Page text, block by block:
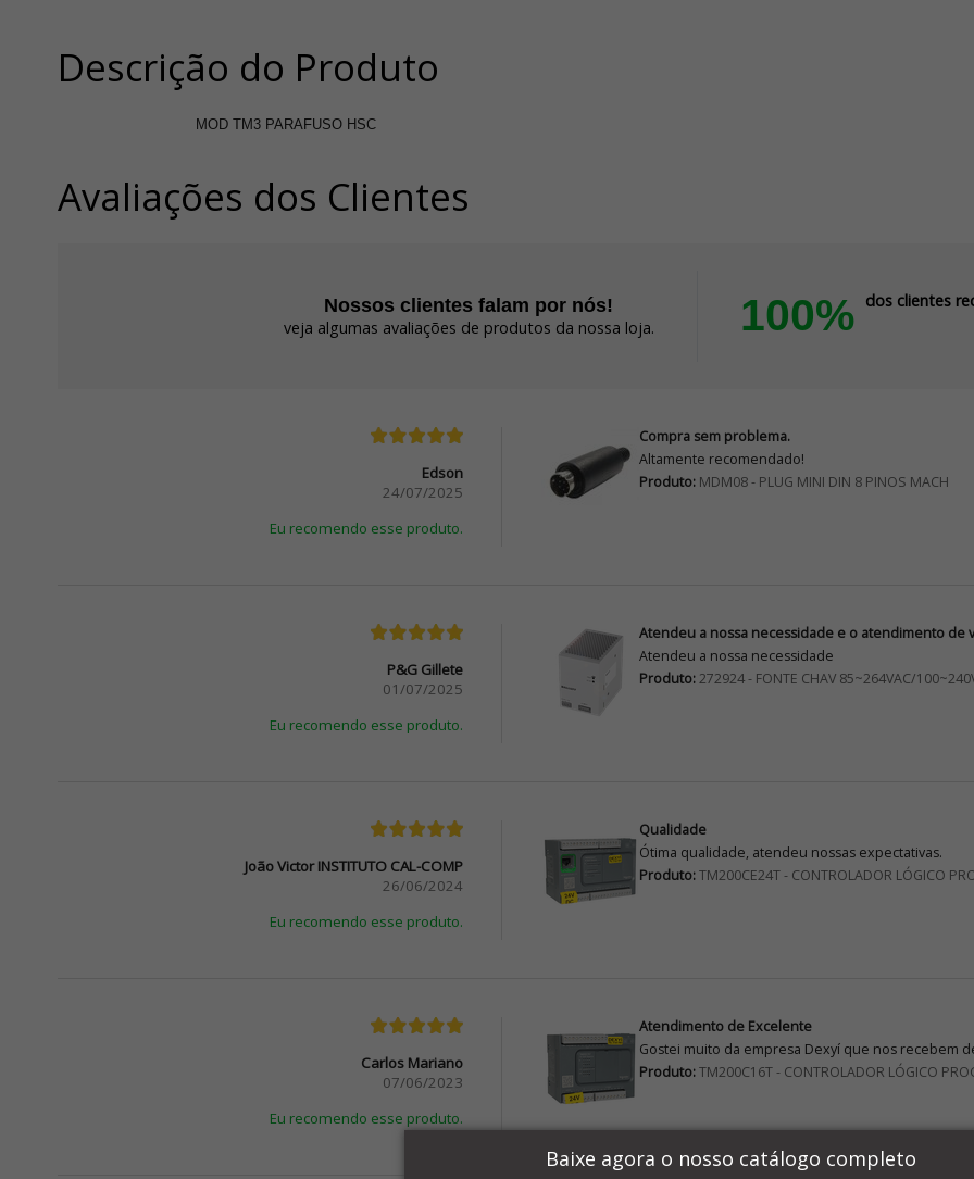
Baixe agora o nosso catálogo completo
Descrição do Produto
MOD TM3 PARAFUSO HSC
Avaliações dos Clientes
Nossos clientes falam por nós!
veja algumas avaliações de produtos da nossa loja. 100% dos clientes
Edson
24/07/2025
Eu recomendo esse produto.
Compra sem problema.
Altamente recomendado!
Produto:MDM08 - PLUG MINI DIN 8 PINOS MACH
P&G Gillete
01/07/2025
Eu recomendo esse produto.
Atendeu a nossa necessidade e o atendimento de
Atendeu a nossa necessidade
Produto:272924 - FONTE CHAV 85~264VAC/
João Victor INSTITUTO CAL-COMP
26/06/2024
Eu recomendo esse produto.
Qualidade
Ótima qualidade, atendeu nossas expectativas.
Produto:TM200CE24T - CONTROLADOR LÓGICO
Carlos Mariano
07/06/2023
Eu recomendo esse produto.
Atendimento de Excelente
Gostei muito da empresa Dexyí que nos recebem
Produto:TM200C16T - CONTROLADOR LÓGICO